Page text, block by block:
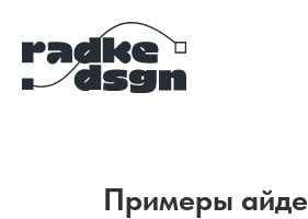
Примеры